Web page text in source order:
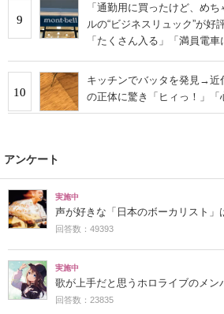
9
「通勤用に買ったけど、め
ルの“ビジネスリュック”が
「たくさん入る」「満員電車
10
キッチンでバッタを発見→
の正体に驚き「ヒィっ！」「
アンケート
実施中
声が好きな「日本のボーカリスト」
回答数：49393
実施中
歌が上手だと思うホロライブのメン
回答数：23835